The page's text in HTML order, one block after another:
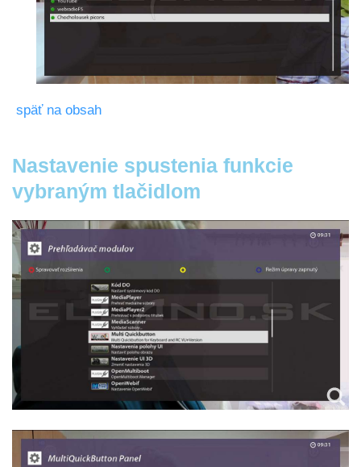
späť na obsah
Nastavenie spustenia funkcie
vybraným tlačidlom